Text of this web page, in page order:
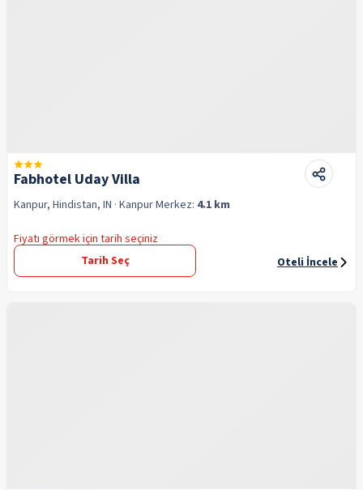
Fabhotel Uday Villa
Kanpur, Hindistan, IN · KanpurMerkez: 4.1 km
Fiyatı görmek için tarih seçiniz
Tarih Seç
Oteli İncele